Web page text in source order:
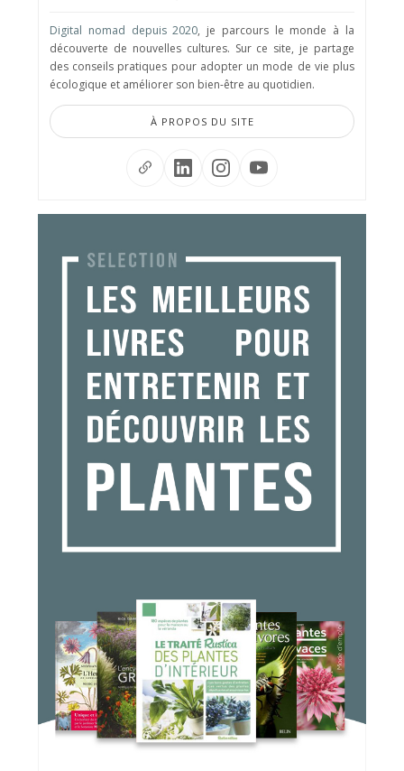
Digital nomad depuis 2020, je parcours le monde à la
découverte de nouvelles cultures. Sur ce site, je partage
des conseils pratiques pour adopter un mode de vie plus
écologique et améliorer son bien-être au quotidien.
À PROPOS DU SITE